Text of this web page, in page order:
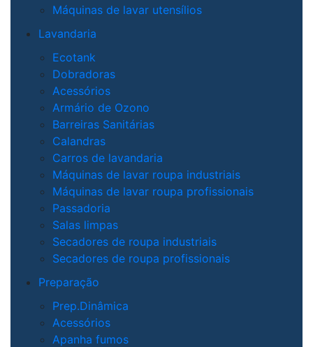
Máquinas de lavar utensílios
Lavandaria
Ecotank
Dobradoras
Acessórios
Armário de Ozono
Barreiras Sanitárias
Calandras
Carros de lavandaria
Máquinas de lavar roupa industriais
Máquinas de lavar roupa profissionais
Passadoria
Salas limpas
Secadores de roupa industriais
Secadores de roupa profissionais
Preparação
Prep.Dinâmica
Acessórios
Apanha fumos